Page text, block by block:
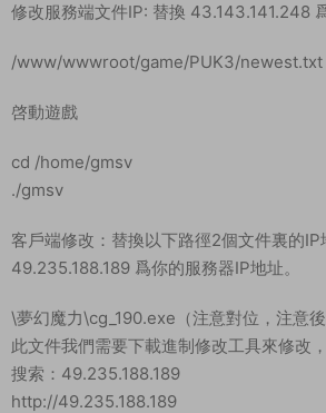
修改服務端文件IP: 替換 43.143.141.248
/www/wwwroot/game/PUK3/newest.txt
啓動遊戲
cd /home/gmsv
./gmsv
客戶端修改：替換以下路徑2個文件裏的IP
49.235.188.189 爲你的服務器IP地址。
\夢幻魔力\cg_190.exe（注意對位，注意後
此文件我們需要下載進制修改工具來修改
搜索：49.235.188.189
http://49.235.188.189